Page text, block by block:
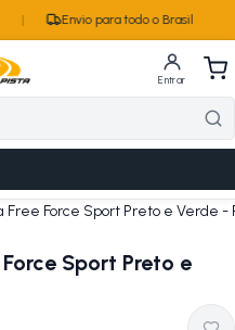
Envio para todo o Brasil
Entrar
Free Force Sport Preto e Verde -
Sport Preto e